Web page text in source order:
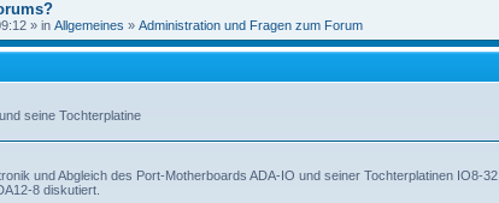
» in Allgemeines » Administration und Fragen zum Forum
seine Tochterplatine
und Abgleich des Port-Motherboards ADA-IO und seiner Tochterplatinen IO8-32,
8 diskutiert.